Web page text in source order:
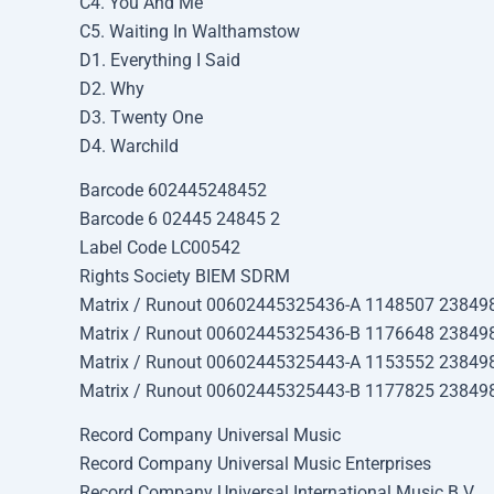
C5. Waiting In Walthamstow
D1. Everything I Said
D2. Why
D3. Twenty One
D4. Warchild
Barcode 602445248452
Barcode 6 02445 24845 2
Label Code LC00542
Rights Society BIEM SDRM
Matrix / Runout 00602445325436-A 1148507
Matrix / Runout 00602445325436-B 1176648
Matrix / Runout 00602445325443-A 1153552
Matrix / Runout 00602445325443-B 1177825
Record Company Universal Music
Record Company Universal Music Enterprises